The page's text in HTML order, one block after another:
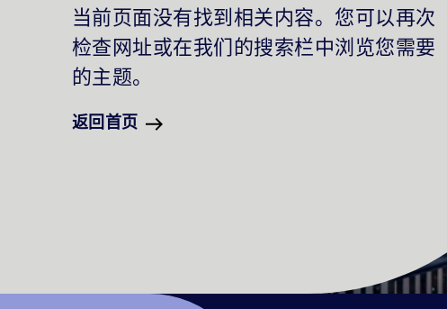
当前页面没有找到相关内容。您可以再次
检查网址或在我们的搜索栏中浏览您需要
的主题。
返回首页